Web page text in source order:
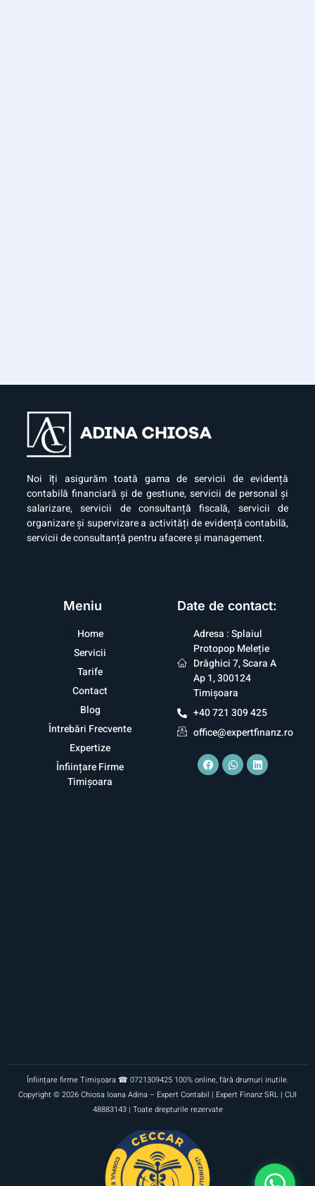
Noi îți asigurăm toată gama de servicii de evidență
contabilă financiară și de gestiune, servicii de personal și
salarizare, servicii de consultanță fiscală, servicii de
organizare și supervizare a activități de evidență contabilă,
servicii de consultanță pentru afacere și management.
Meniu
Home
Servicii
Tarife
Contact
Blog
Întrebări Frecvente
Expertize
Înființare Firme
Timișoara
Date de contact:
Adresa : Splaiul
Protopop Meleție
Drăghici 7, Scara A
Ap 1, 300124
Timișoara
+40 721 309 425
office@expertfinanz.ro
Înființare firme Timișoara ☎ 0721309425 100% online, fără drumuri inutile.
Copyright © 2026 Chiosa Ioana Adina – Expert Contabil | Expert Finanz SRL | CUI
48883143 | Toate drepturile rezervate